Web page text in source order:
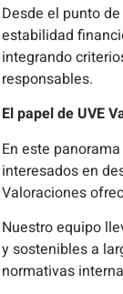
Desde el punto
estabilidad
integrando
responsables.
El papel de UVE
En este
interesados en
Valoraciones
Nuestro equipo
y sostenibles a
normativas